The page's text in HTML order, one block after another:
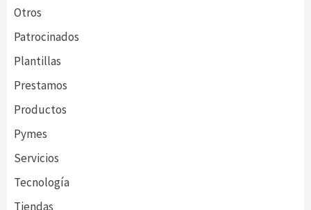
Otros
Patrocinados
Plantillas
Prestamos
Productos
Pymes
Servicios
Tecnología
Tiendas